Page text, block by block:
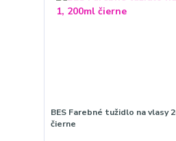
BES Farebné tužidlo na vlasy
čierne